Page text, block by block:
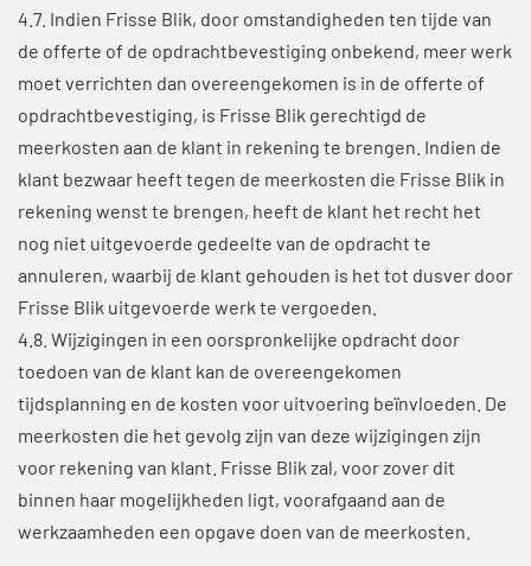
4.7. Indien Frisse Blik, door omstandigheden ten tijde van
de offerte of de opdrachtbevestiging onbekend, meer werk
moet verrichten dan overeengekomen is in de offerte of
opdrachtbevestiging, is Frisse Blik gerechtigd de
meerkosten aan de klant in rekening te brengen. Indien de
klant bezwaar heeft tegen de meerkosten die Frisse Blik in
rekening wenst te brengen, heeft de klant het recht het
nog niet uitgevoerde gedeelte van de opdracht te
annuleren, waarbij de klant gehouden is het tot dusver door
Frisse Blik uitgevoerde werk te vergoeden.
4.8. Wijzigingen in een oorspronkelijke opdracht door
toedoen van de klant kan de overeengekomen
tijdsplanning en de kosten voor uitvoering beïnvloeden. De
meerkosten die het gevolg zijn van deze wijzigingen zijn
voor rekening van klant. Frisse Blik zal, voor zover dit
binnen haar mogelijkheden ligt, voorafgaand aan de
werkzaamheden een opgave doen van de meerkosten.